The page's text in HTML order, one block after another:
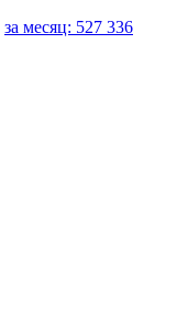
за месяц: 527 336